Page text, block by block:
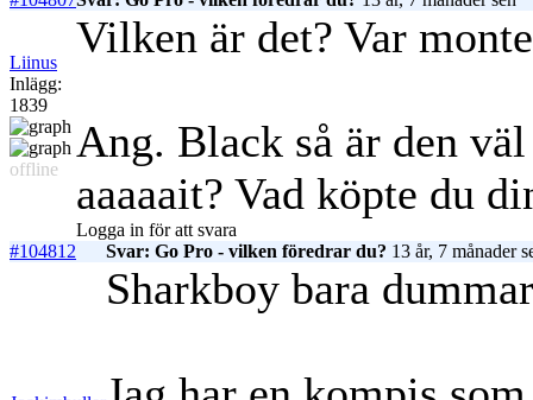
Liinus
Inlägg:
1839
offline
Vilken är det? Var
Ang. Black så är den
aaaaait? Vad köpte du
Logga in för att svara
#104812
Svar: Go Pro - vilken föredrar du? 13 år, 7 månader
Sharkboy bara